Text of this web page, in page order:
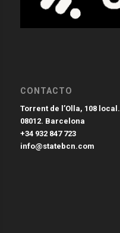
CONTACTO
Torrent de l’Olla, 108 local.
08012. Barcelona
+34 932 847 723
info@statebcn.com